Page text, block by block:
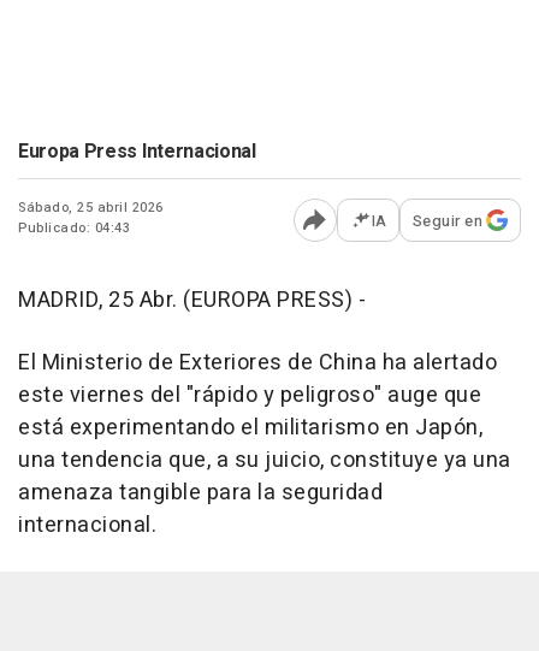
Europa Press Internacional
Sábado, 25 abril 2026
Publicado: 04:43
Abrir opciones para
IA Seguir en
MADRID, 25 Abr. (EUROPA PRESS) -
El Ministerio de Exteriores de China ha alertado
este viernes del "rápido y peligroso" auge que
está experimentando el militarismo en Japón,
una tendencia que, a su juicio, constituye ya una
amenaza tangible para la seguridad
internacional.